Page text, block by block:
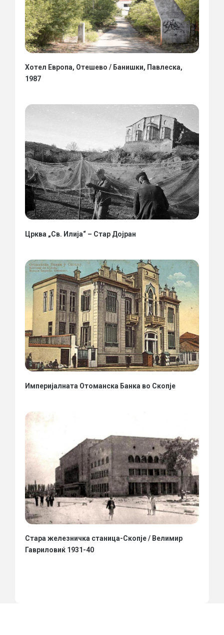
Хотел Европа, Отешево / Банишки, Павлеска,
1987
Црква „Св. Илија“ – Стар Дојран
Империјалната Отоманска Банка во Скопје
Стара железничка станица-Скопје / Велимир
Гавриловиќ 1931-40